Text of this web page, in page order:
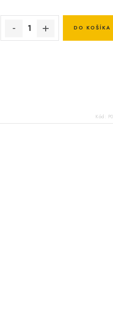
DO KOŠÍKA
Kód: